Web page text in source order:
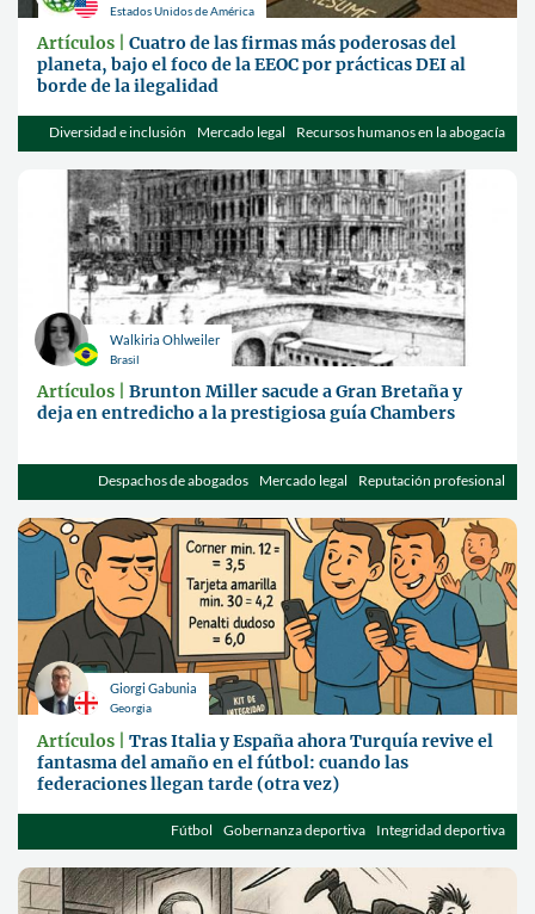
Estados Unidos de América
Artículos |Cuatro de las firmas más poderosas del
planeta, bajo el foco de la EEOC por prácticas DEI al
borde de la ilegalidad
Diversidad e inclusión Mercado legal Recursos humanos en la abogacía
Walkiria Ohlweiler
Brasil
Artículos |Brunton Miller sacude a Gran Bretaña y
deja en entredicho a la prestigiosa guía Chambers
Despachos de abogados Mercado legal Reputación profesional
Giorgi Gabunia
Georgia
Artículos |Tras Italia y España ahora Turquía revive el
fantasma del amaño en el fútbol: cuando las
federaciones llegan tarde (otra vez)
Fútbol Gobernanza deportiva Integridad deportiva